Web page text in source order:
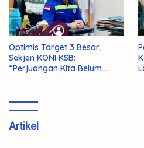
Optimis Target 3 Besar,
Sekjen KONI KSB:
“Perjuangan Kita Belum
Artikel